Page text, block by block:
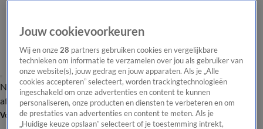
Nieuws van de DagOpinie van de Dag Onze categorieën Laatste
afleveringVideo's Nieuws van de Dag Podcast
Volg Nieuws van de Dag
Jouw cookievoorkeuren
Wij en onze28 partners gebruiken cookies en vergelijkbare
technieken om informatie te verzamelen over jou als gebruiker van
onze website(s), jouw gedrag en jouw apparaten. Als je „Alle
cookies accepteren” selecteert, worden trackingtechnologieën
ingeschakeld om onze advertenties en content te kunnen
personaliseren, onze producten en diensten te verbeteren en om
de prestaties van advertenties en content te meten. Als je
„Huidige keuze opslaan” selecteert of je toestemming intrekt,